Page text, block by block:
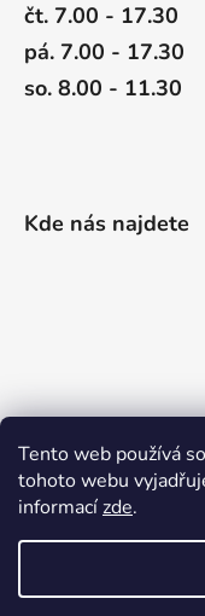
Tento web používá
tohoto webu
informacízde.
čt. 7.00 - 17.30
pá. 7.00 - 17.30
so. 8.00 - 11.30
Kde nás najdete